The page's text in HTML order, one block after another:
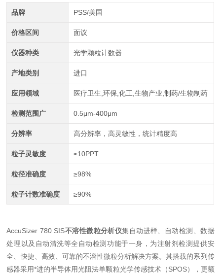
品牌 PSS/美国
价格区间 面议
仪器种类 光学颗粒计数器
产地类别 进口
应用领域 医疗卫生,环保,化工,生物产业,制药/生物制药
检测范围广 0.5μm-400μm
分辨率 高分辨率，高灵敏性，统计精度高
粒子灵敏度 ≤10PPT
粒径准确度 ≥98%
粒子计数准确度 ≥90%
AccuSizer 780 SIS不溶性微粒分析仪集自动进样、自动检测、数据
处理以及自动清洗等全自动检测功能于一身，为注射剂检测提供安
全、快捷、高效、可靠的不溶性微粒分析解决方案。其搭载的系列传
感器采用*进的半导体用光阻法单颗粒光学传感技术（SPOS），更额